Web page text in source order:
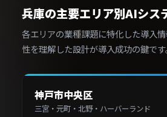
兵庫の主要エリア別AIシス
各エリアの業種課題に特化した導入
性を理解した設計が導入成功の鍵です
神戸市中央区
三宮・元町・北野・ハーバーランド